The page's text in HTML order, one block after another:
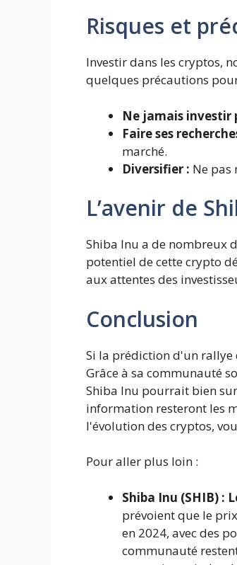
Risques et
Investir dans les cryptos,
quelques précautions
Ne jamais investir
Faire ses
marché.
Diversifier : Ne pas
L’avenir de
Shiba Inu a de nombreux
potentiel de cette crypto
aux attentes des
Conclusion
Si la prédiction d'un rallye
Grâce à sa communauté
Shiba Inu pourrait bien
information resteront les
l'évolution des cryptos,
Pour aller plus loin :
Shiba Inu (SHIB) :
prévoient que le
en 2024, avec des
communauté